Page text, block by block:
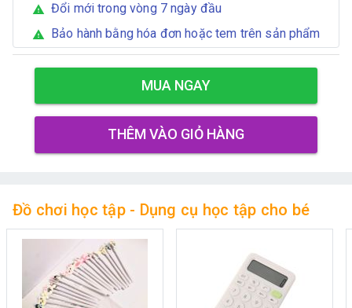
warning Đổi mới trong vòng 7 ngày đầu
warning Bảo hành bằng hóa đơn hoặc tem trên sản phẩm
MUA NGAY
THÊM VÀO GIỎ HÀNG
Đồ chơi học tập - Dụng cụ học tập cho bé